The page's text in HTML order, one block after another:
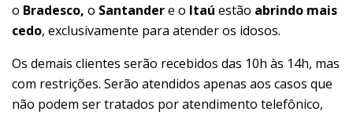
o Bradesco, o Santandere o Itaú estão abrindo mais
cedo, exclusivamente para atender os idosos.
Os demais clientes serão recebidos das 10h às 14h, mas
com restrições. Serão atendidos apenas aos casos que
não podem ser tratados por atendimento telefônico,